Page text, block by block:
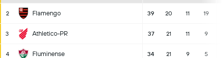
2 Flamengo 39 20 11 19
3 Athletico-PR 37 21 11 9
4 Fluminense 34 21 9 5